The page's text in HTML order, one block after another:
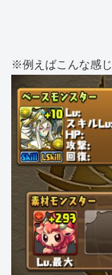
※例えばこんな感じ